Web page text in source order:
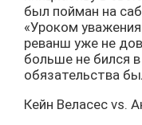
был пойман на
«Уроком
реванш уже не
больше не бился
обязательства
Кейн Веласес vs.